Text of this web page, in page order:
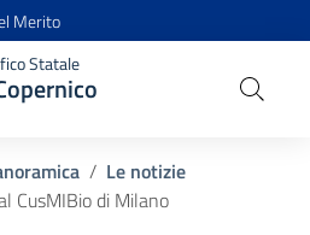
Merito
Statale
Le notizie
CusMIBio di Milano